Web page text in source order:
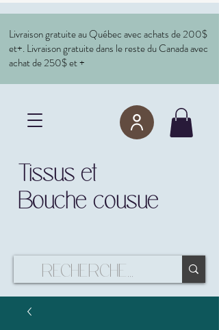
Tissus et
Bouche cousue
Livraison gratuite au Québec avec achats de 200$
et+. Livraison gratuite dans le reste du Canada avec
achat de 250$ et +